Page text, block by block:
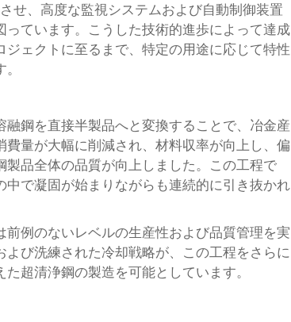
せ、高度な監視システムおよび自動制御装置
ています。こうした技術的進歩によって達成
ェクトに至るまで、特定の用途に応じて特性
鋼を直接半製品へと変換することで、冶金産
量が大幅に削減され、材料収率が向上し、偏
品全体の品質が向上しました。この工程で
で凝固が始まりながらも連続的に引き抜かれ
例のないレベルの生産性および品質管理を実
び洗練された冷却戦略が、この工程をさらに
超清浄鋼の製造を可能としています。